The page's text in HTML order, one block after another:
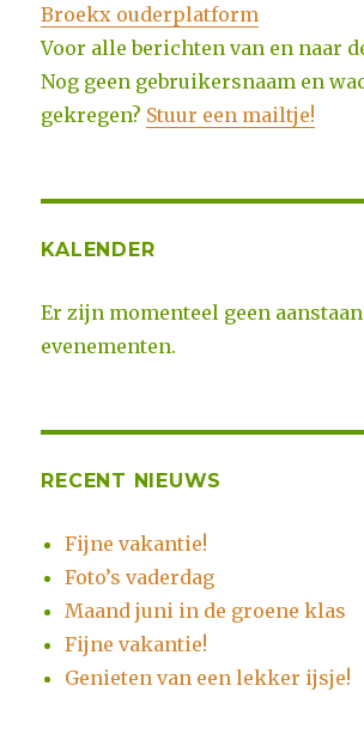
Broekx ouderplatform
Voor alle berichten van en naar
Nog geen gebruikersnaam en
gekregen? Stuur een mailtje!
KALENDER
Er zijn momenteel geen
evenementen.
RECENT NIEUWS
Fijne vakantie!
Foto’s vaderdag
Maand juni in de groene klas
Fijne vakantie!
Genieten van een lekker ijsje!